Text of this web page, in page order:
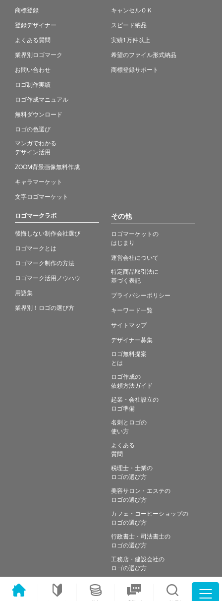
商標登録
登録デザイナー
よくある質問
業界別ロゴマーク
お問い合わせ
ロゴ制作実績
ロゴ作成マニュアル
無料ダウンロード
ロゴの色選び
マンガでわかる
デザイン活用
ZOOM背景画像無料作成
キャラマーケット
文字ロゴマーケット
キャンセルＯＫ
スピード納品
実績1万件以上
希望のファイル形式納品
商標登録サポート
ロゴマークラボ
後悔しない制作会社選び
ロゴマークとは
ロゴマーク制作の方法
ロゴマーク活用ノウハウ
用語集
業界別！ロゴの選び方
その他
ロゴマーケットの
はじまり
運営会社について
特定商品取引法に
基づく表記
プライバシーポリシー
キーワード一覧
サイトマップ
デザイナー募集
ロゴ無料提案
とは
ロゴ作成の
依頼方法ガイド
起業・会社設立の
ロゴ準備
名刺とロゴの
使い方
よくある
質問
税理士・士業の
ロゴの選び方
美容サロン・エステの
ロゴの選び方
カフェ・コーヒーショップの
ロゴの選び方
行政書士・司法書士の
ロゴの選び方
工務店・建設会社の
ロゴの選び方